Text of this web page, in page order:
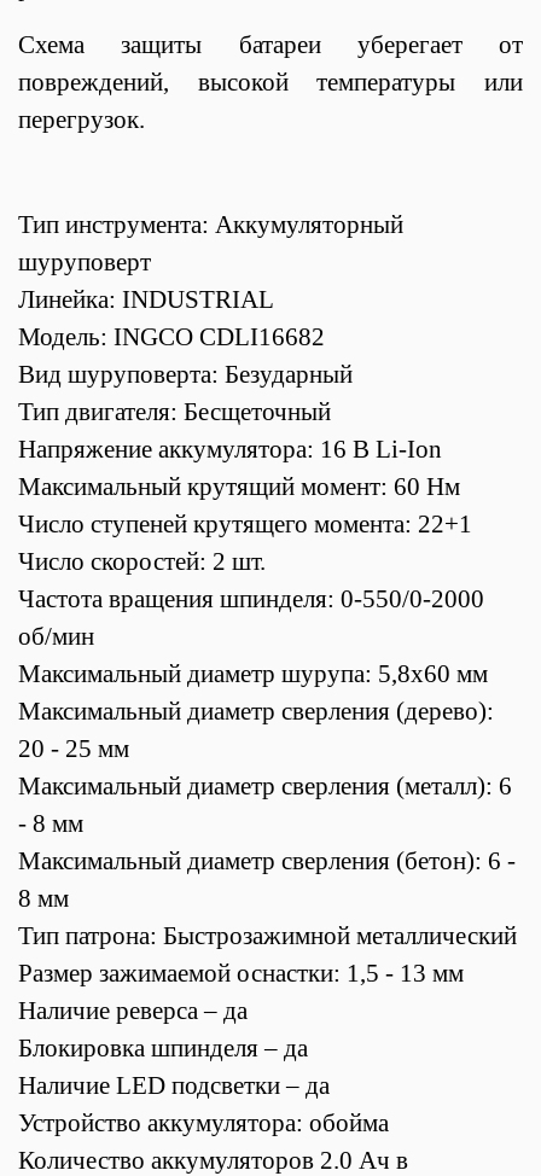
Схема защиты батареи уберегает от
повреждений, высокой температуры или
перегрузок.
Тип инструмента: Аккумуляторный
шуруповерт
Линейка: INDUSTRIAL
Модель: INGCO CDLI16682
Вид шуруповерта: Безударный
Тип двигателя: Бесщеточный
Напряжение аккумулятора: 16 В Li-Ion
Максимальный крутящий момент: 60 Нм
Число ступеней крутящего момента: 22+1
Число скоростей: 2 шт.
Частота вращения шпинделя: 0-550/0-2000
об/мин
Максимальный диаметр шурупа: 5,8х60 мм
Максимальный диаметр сверления (дерево):
20 - 25 мм
Максимальный диаметр сверления (металл): 6
- 8 мм
Максимальный диаметр сверления (бетон): 6 -
8 мм
Тип патрона: Быстрозажимной металлический
Размер зажимаемой оснастки: 1,5 - 13 мм
Наличие реверса – да
Блокировка шпинделя – да
Наличие LED подсветки – да
Устройство аккумулятора: обойма
Количество аккумуляторов 2.0 Ач в